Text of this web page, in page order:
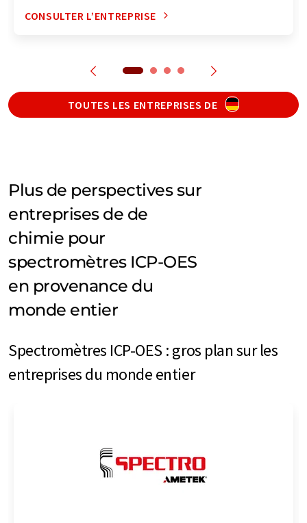
CONSULTER L’ENTREPRISE
TOUTES LES ENTREPRISES DE
Plus de perspectives sur
entreprises de de
chimie pour
spectromètres ICP-OES
en provenance du
monde entier
Spectromètres ICP-OES : gros plan sur les
entreprises du monde entier